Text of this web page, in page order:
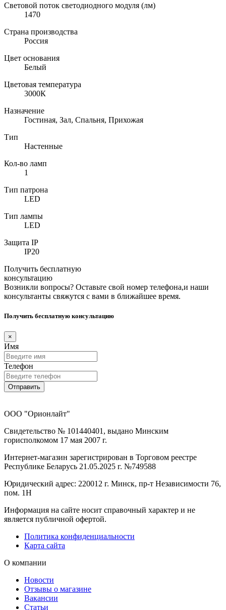
Световой поток светодиодного модуля (лм)
1470
Страна производства
Россия
Цвет основания
Белый
Цветовая температура
3000К
Назначение
Гостиная, Зал, Спальня, Прихожая
Тип
Настенные
Кол-во ламп
1
Тип патрона
LED
Тип лампы
LED
Защита IP
IP20
Получить бесплатную
консультацию
Возникли вопросы? Оставьте свой номер телефона,и наши
консультанты свяжутся с вами в ближайшее время.
Получить бесплатную консультацию
×
Имя
Телефон
Отправить
ООО "Орионлайт"
Свидетельство № 101440401, выдано Минским
горисполкомом 17 мая 2007 г.
Интернет-магазин зарегистрирован в Торговом реестре
Республике Беларусь 21.05.2025 г. №749588
Юридический адрес: 220012 г. Минск, пр-т Независимости 76,
пом. 1Н
Информация на сайте носит справочный характер и не
является публичной офертой.
Политика конфиденциальности
Карта сайта
О компании
Новости
Отзывы о магазине
Вакансии
Статьи